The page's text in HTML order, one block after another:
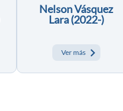
Nelson Vásquez
Lara (2022-)
Ver más